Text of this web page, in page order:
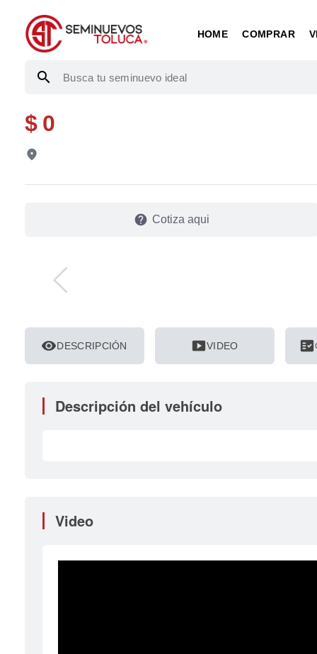
HOME COMPRAR
search
$ 0
fmd_good
help Cotiza aqui
visibilityDESCRIPCIÓN smart_displayVIDEO fact_check
Descripción del vehículo
Video